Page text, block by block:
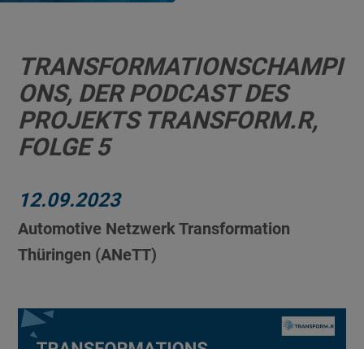
TRANSFORMATIONSCHAMPI
ONS, DER PODCAST DES
PROJEKTS TRANSFORM.R,
FOLGE 5
12.09.2023
Automotive Netzwerk Transformation
Thüringen (ANeTT)